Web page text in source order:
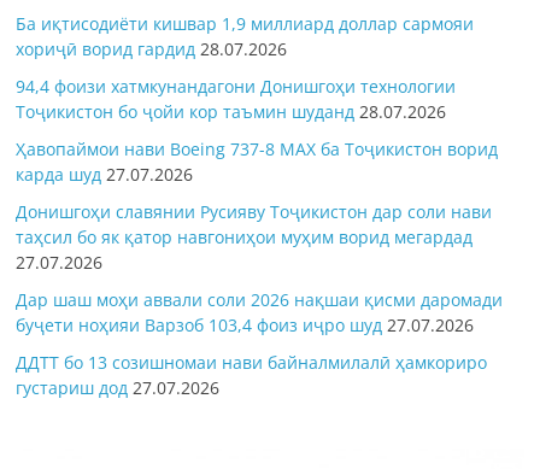
Ба иқтисодиёти кишвар 1,9 миллиард доллар сармояи
хориҷӣ ворид гардид 28.07.2026
94,4 фоизи хатмкунандагони Донишгоҳи технологии
Тоҷикистон бо ҷойи кор таъмин шуданд 28.07.2026
Ҳавопаймои нави Boeing 737-8 MAX ба Тоҷикистон ворид
карда шуд 27.07.2026
Донишгоҳи славянии Русияву Тоҷикистон дар соли нави
таҳсил бо як қатор навгониҳои муҳим ворид мегардад
27.07.2026
Дар шаш моҳи аввали соли 2026 нақшаи қисми даромади
буҷети ноҳияи Варзоб 103,4 фоиз иҷро шуд 27.07.2026
ДДТТ бо 13 созишномаи нави байналмилалӣ ҳамкориро
густариш дод 27.07.2026